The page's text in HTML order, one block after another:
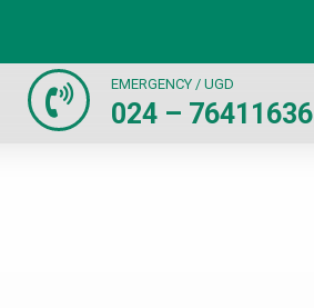
EMERGENCY / UGD
024 – 76411636